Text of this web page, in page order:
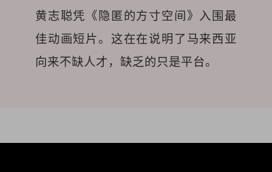
黄志聪凭《隐匿的方寸空间》入围最
佳动画短片。这在在说明了马来西亚
向来不缺人才，缺乏的只是平台。